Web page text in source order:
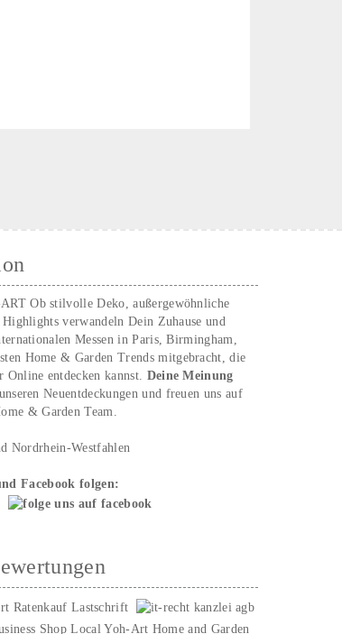
Ob stilvolle Deko, außergewöhnliche
verwandeln Dein Zuhause und
Messen in Paris, Birmingham,
Home & Garden Trends mitgebracht, die
entdecken kannst. Deine Meinung
Neuentdeckungen und freuen uns auf
& Garden Team.
Nordrhein-Westfahlen
Facebook folgen: